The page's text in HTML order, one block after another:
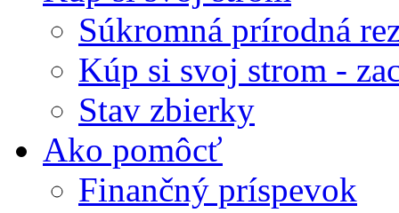
Súkromná prírodná
Kúp si svoj strom -
Stav zbierky
Ako pomôcť
Finančný príspevok